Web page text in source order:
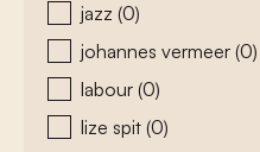
jazz (0)
johannes vermeer (0)
labour (0)
lize spit (0)